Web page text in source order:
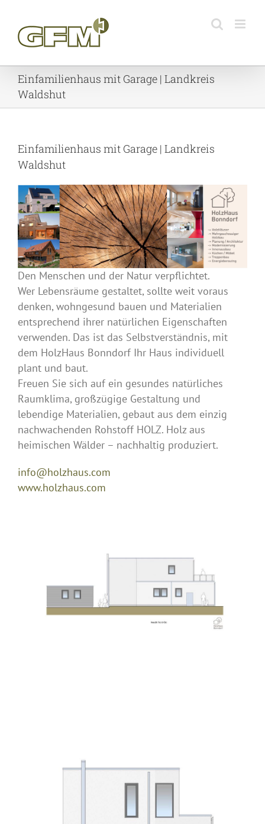
content
Einfamilienhaus mit Garage | Landkreis
Waldshut
Einfamilienhaus mit Garage | Landkreis
Waldshut
Den Menschen und der Natur verpflichtet.
Wer Lebensräume gestaltet, sollte weit voraus
denken, wohngesund bauen und Materialien
entsprechend ihrer natürlichen Eigenschaften
verwenden. Das ist das Selbstverständnis, mit
dem HolzHaus Bonndorf Ihr Haus individuell
plant und baut.
Freuen Sie sich auf ein gesundes natürliches
Raumklima, großzügige Gestaltung und
lebendige Materialien, gebaut aus dem einzig
nachwachenden Rohstoff HOLZ. Holz aus
heimischen Wälder – nachhaltig produziert.
info@holzhaus.com
www.holzhaus.com